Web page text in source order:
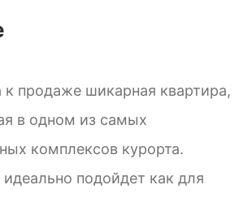
к продаже шикарная квартира,
в одном из самых
комплексов курорта.
подойдет как для